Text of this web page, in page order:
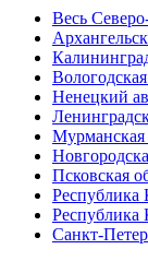
Весь
Ненецкий
Мурманская
Псковская
Республика
Республика
Санкт-